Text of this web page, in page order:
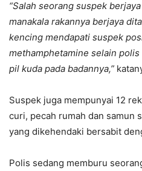
“Salah seorang suspek
manakala rakannya berjaya
kencing mendapati suspek
methamphetamine selain
pil kuda pada badannya,”
Suspek juga mempunyai 12
curi, pecah rumah dan samun
yang dikehendaki bersabit
Polis sedang memburu